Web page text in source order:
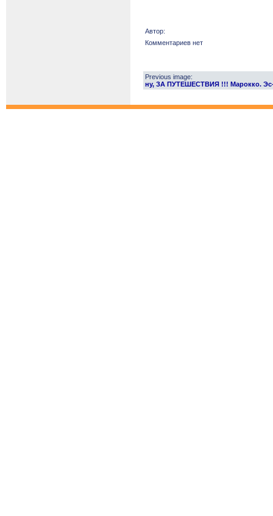
Автор:
Комментариев нет
Previous image:
ну, ЗА ПУТЕШЕСТВИЯ !!! Марокко. Эс-